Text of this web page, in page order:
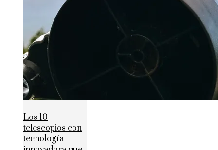
Los 10
telescopios con
tecnología